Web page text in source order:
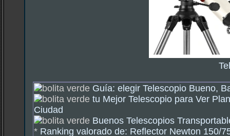
Guía: elegir Telescopio Bueno,
tu Mejor Telescopio para Ver
Ciudad
Buenos Telescopios
* Ranking valorado de: Reflector Newton 150/